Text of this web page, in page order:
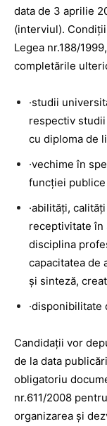
data de 3 aprilie
(interviul).
Legea nr.188/
completările
·studii
respectiv
cu diploma de
·vechime în
funcţiei
·abilităţi,
receptivitate
disciplina
capacitatea de
şi sinteză,
Candidaţii vor
de la data
obligatoriu
nr.611/2008
organizarea şi